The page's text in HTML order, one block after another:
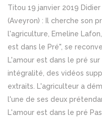
Titou 19 janvier 2019
(Aveyron) : Il cherche son
l'agriculture, Emeline
est dans le Pré", se
L'amour est dans le pré
intégralité, des vidéos
extraits. L'agriculteur a
l'une de ses deux
L'amour est dans le pré